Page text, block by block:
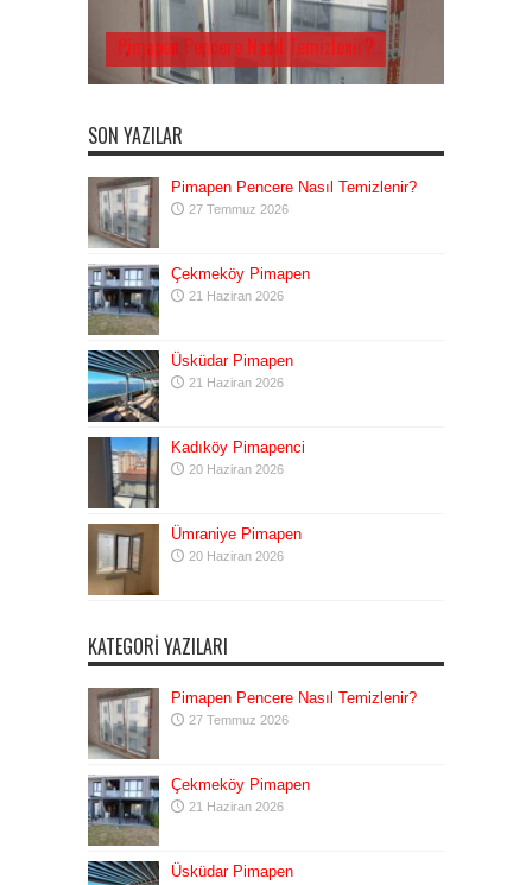
Pimapen Pencere Nasıl Temizlenir?
SON YAZILAR
Pimapen Pencere Nasıl Temizlenir?
27 Temmuz 2026
Çekmeköy Pimapen
21 Haziran 2026
Üsküdar Pimapen
21 Haziran 2026
Kadıköy Pimapenci
20 Haziran 2026
Ümraniye Pimapen
20 Haziran 2026
KATEGORI YAZILARI
Pimapen Pencere Nasıl Temizlenir?
27 Temmuz 2026
Çekmeköy Pimapen
21 Haziran 2026
Üsküdar Pimapen